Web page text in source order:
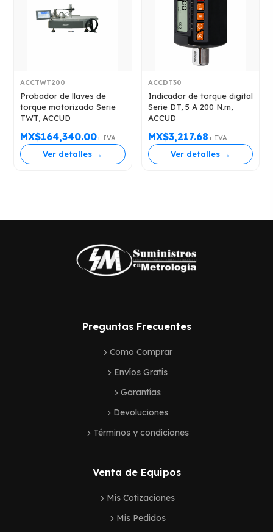
ACCTWT200
Probador de llaves de
torque motorizado Serie
TWT, ACCUD
MX$164,340.00+ IVA
Ver detalles →
ACCDT30
Indicador de torque digital
Serie DT, 5 A 200 N.m,
ACCUD
MX$3,217.68+ IVA
Ver detalles →
Preguntas Frecuentes
Como Comprar
Envíos Gratis
Garantías
Devoluciones
Términos y condiciones
Venta de Equipos
Mis Cotizaciones
Mis Pedidos